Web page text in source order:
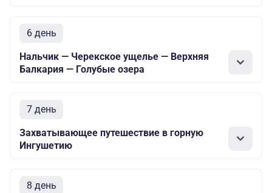
6 день
Нальчик — Черекское ущелье — Верхняя
Балкария — Голубые озера
7 день
Захватывающее путешествие в горную
Ингушетию
8 день